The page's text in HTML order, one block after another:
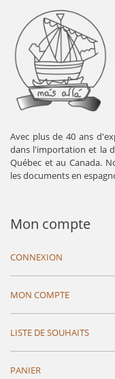
Avec plus de 40 ans
dans l'importation et la
Québec et au Canada.
les documents en
Mon compte
CONNEXION
MON COMPTE
LISTE DE SOUHAITS
PANIER